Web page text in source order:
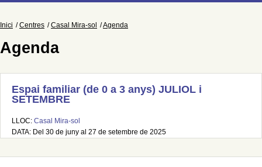
Inici Centres Casal Mira-sol Agenda
Agenda
Espai familiar (de 0 a 3 anys) JULIOL i
SETEMBRE
LLOC: Casal Mira-sol
DATA: Del 30 de juny al 27 de setembre de 2025